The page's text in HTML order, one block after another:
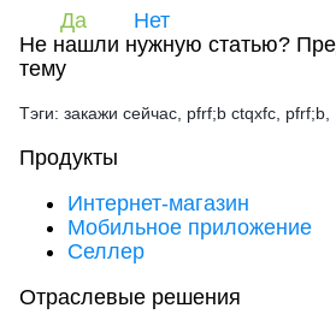
Да
Нет
Не нашли нужную статью?
тему
Тэги: закажи сейчас, pfrf;b ctqxfc, pfrf;b,
Продукты
Интернет-магазин
Мобильное приложение
Селлер
Отраслевые решения